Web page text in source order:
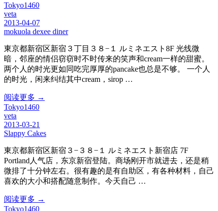
Tokyo1460
veta
2013-04-07
mokuola dexee diner
東京都新宿区新宿３丁目３８−１ ルミネエスト8F 光线微
暗，邻座的情侣窃窃时不时传来的笑声和cream一样的甜蜜。
两个人的时光更如同吃完厚厚的pancake也总是不够。 一个人
的时光，闲来纠结其中cream，sirop …
阅读更多 →
Tokyo1460
veta
2013-03-21
Slappy Cakes
東京都新宿区新宿３−３８−１ ルミネエスト新宿店 7F
Portland人气店，东京新宿登陆。商场刚开市就进去，还是稍
微排了十分钟左右。很有趣的是有自助区，有各种材料，自己
喜欢的大小和搭配随意制作。今天自己 …
阅读更多 →
Tokyo1460